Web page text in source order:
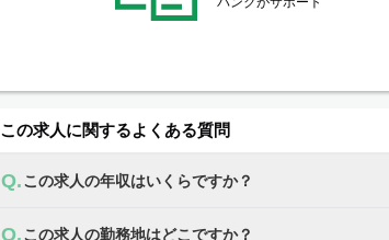
この求人に関するよくある質問
この求人の年収はいくらですか？
この求人の勤務地はどこですか？